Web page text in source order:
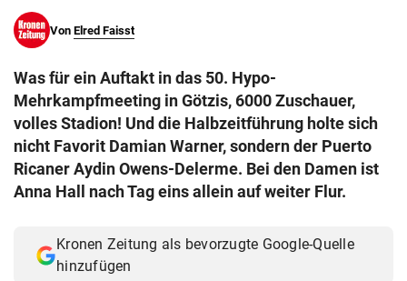
Von Elred Faisst
Was für ein Auftakt in das 50. Hypo-
Mehrkampfmeeting in Götzis, 6000 Zuschauer,
volles Stadion! Und die Halbzeitführung holte sich
nicht Favorit Damian Warner, sondern der Puerto
Ricaner Aydin Owens-Delerme. Bei den Damen ist
Anna Hall nach Tag eins allein auf weiter Flur.
Kronen Zeitung als bevorzugte Google-Quelle
hinzufügen